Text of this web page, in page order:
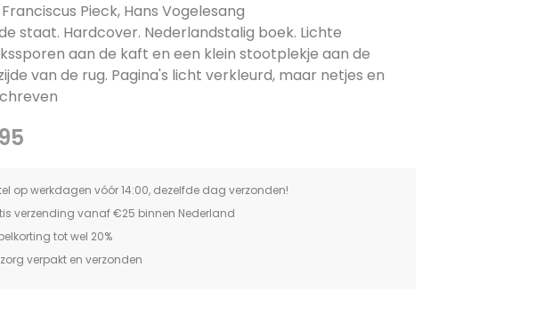
Pieck, Hans Vogelesang
staat. Hardcover. Nederlandstalig boek. Lichte
aan de kaft en een klein stootplekje aan de
van de rug. Pagina's licht verkleurd, maar netjes en
op werkdagen vóór 14:00, dezelfde dag verzonden!
verzending vanaf €25 binnen Nederland
tot wel 20%
verpakt en verzonden